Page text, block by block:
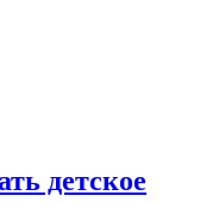
детское